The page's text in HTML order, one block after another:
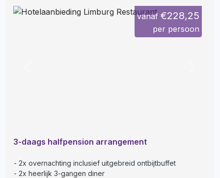
vanaf €228,25
per persoon
3-daags halfpension arrangement
2x overnachting inclusief uitgebreid ontbijtbuffet
2x heerlijk 3-gangen diner